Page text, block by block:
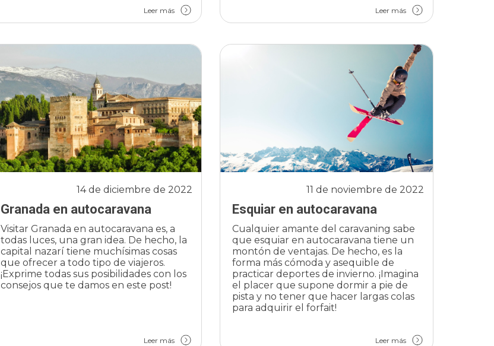
Leer más Leer más
Granada en autocaravana
14 de diciembre de 2022
Visitar Granada en autocaravana es, a
todas luces, una gran idea. De hecho, la
capital nazarí tiene muchísimas cosas
que ofrecer a todo tipo de viajeros.
¡Exprime todas sus posibilidades con los
consejos que te damos en este post!
Leer más
Esquiar en autocaravana
11 de noviembre de 2022
Cualquier amante del caravaning sabe
que esquiar en autocaravana tiene un
montón de ventajas. De hecho, es la
forma más cómoda y asequible de
practicar deportes de invierno. ¡Imagina
el placer que supone dormir a pie de
pista y no tener que hacer largas colas
para adquirir el forfait!
Leer más